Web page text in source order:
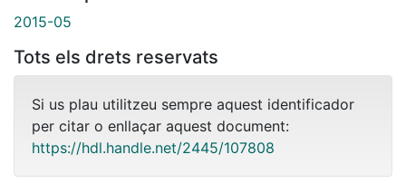
2015-05
Tots els drets reservats
Si us plau utilitzeu sempre aquest identificador
per citar o enllaçar aquest document:
https://hdl.handle.net/2445/107808